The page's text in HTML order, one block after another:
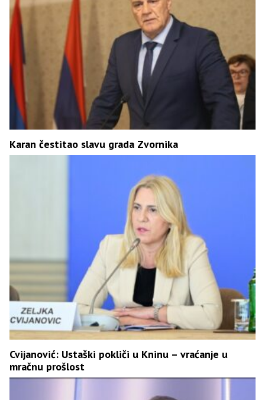
Karan čestitao slavu grada Zvornika
Cvijanović: Ustaški pokliči u Kninu – vraćanje u
mračnu prošlost